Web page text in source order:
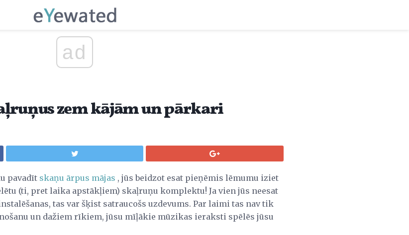
ad
zem kājām un pārkari
pavadīt skaņu ārpus mājas , jūs beidzot esat pieņēmis lēmumu iziet
(ti, pret laika apstākļiem) skaļruņu komplektu! Ja vien jūs neesat
tas var šķist satraucošs uzdevums. Par laimi tas nav tik
un dažiem rīkiem, jūsu mīļākie mūzikas ieraksti spēlēs jūsu